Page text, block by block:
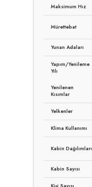
Maksimum Hız
Mürettebat
Yunan Adaları
Yapım/Yenileme
Yılı
Yenilenen
Kısımlar
Yelkenler
Klima Kullanımı
Kabin Dağılımları
Kabin Sayısı